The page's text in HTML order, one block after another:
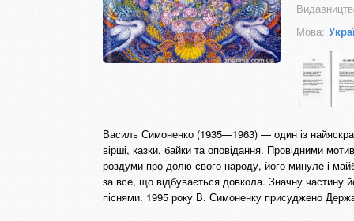
Мова:
Василь Симоненко (1935—1963) — один із
вірші, казки, байки та оповідання. Провідними
роздуми про долю свого народу, його минуле і
за все, що відбувається довкола. Значну частину
піснями. 1995 року В. Симоненку присуджено